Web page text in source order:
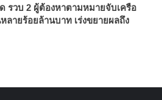
รวบ 2 ผู้ต้องหาตามหมายจับเครือ
ลายร้อยล้านบาท เร่งขยายผลถึง